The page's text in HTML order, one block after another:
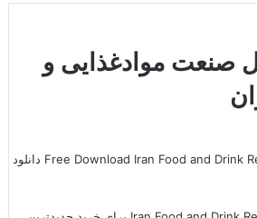
صنعت موادغذایی و